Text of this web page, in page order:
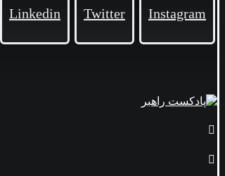
Linkedin Twitter Instagram